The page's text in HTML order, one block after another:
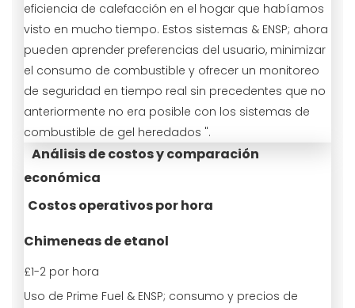
eficiencia de calefacción en el hogar que habíamos
visto en mucho tiempo. Estos sistemas & ENSP; ahora
pueden aprender preferencias del usuario, minimizar
el consumo de combustible y ofrecer un monitoreo
de seguridad en tiempo real sin precedentes que no
anteriormente no era posible con los sistemas de
combustible de gel heredados ".
Análisis de costos y comparación
económica
Costos operativos por hora
Chimeneas de etanol
£1-2 por hora
Uso de Prime Fuel & ENSP; consumo y precios de